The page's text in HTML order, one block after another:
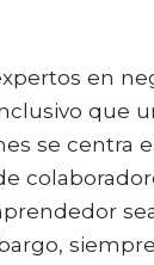
en
que
se centra